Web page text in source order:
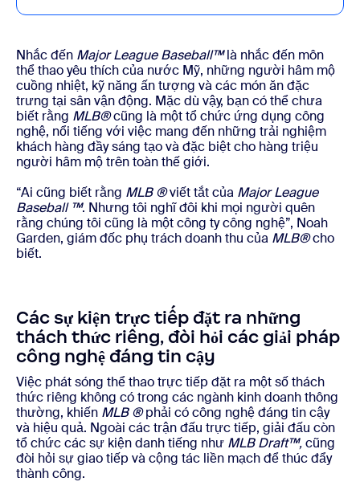
Nhắc đến Major League Baseball™là nhắc đến môn
thể thao yêu thích của nước Mỹ, những người hâm mộ
cuồng nhiệt, kỹ năng ấn tượng và các món ăn đặc
trưng tại sân vận động. Mặc dù vậy, bạn có thể chưa
biết rằng MLB®cũng là một tổ chức ứng dụng công
nghệ, nổi tiếng với việc mang đến những trải nghiệm
khách hàng đầy sáng tạo và đặc biệt cho hàng triệu
người hâm mộ trên toàn thế giới.
“Ai cũng biết rằng MLB ®viết tắt của Major League
Baseball ™. Nhưng tôi nghĩ đôi khi mọi người quên
rằng chúng tôi cũng là một công ty công nghệ”, Noah
Garden, giám đốc phụ trách doanh thu của MLB®cho
biết.
Các sự kiện trực tiếp đặt ra những
thách thức riêng, đòi hỏi các giải pháp
công nghệ đáng tin cậy
Việc phát sóng thể thao trực tiếp đặt ra một số thách
thức riêng không có trong các ngành kinh doanh thông
thường, khiến MLB ®phải có công nghệ đáng tin cậy
và hiệu quả. Ngoài các trận đấu trực tiếp, giải đấu còn
tổ chức các sự kiện danh tiếng như MLB Draft™,cũng
đòi hỏi sự giao tiếp và cộng tác liền mạch để thúc đẩy
thành công.